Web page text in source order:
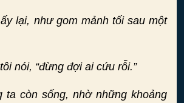
lại, như gom mảnh tối sau một
nói, “đừng đợi ai cứu rỗi.”
ta còn sống, nhờ những khoảng